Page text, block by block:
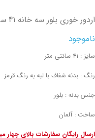
اردور خوری بلور سه خانه 41 سانتیمتر قرمز اسکوار والترگلس 1204880
ناموجود
سایز : 41 سانتی متر
رنگ : بدنه شفاف با لبه به رنگ قرمز
جنس بدنه : بلور
ساخت : آلمان
ارسال رایگان سفارشات بالای چهار